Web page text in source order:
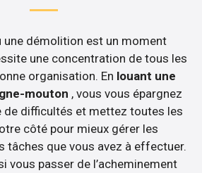
une démolition est un moment
une concentration de tous les
organisation. En louant une
mouton , vous vous épargnez
de difficultés et mettez toutes les
côté pour mieux gérer les
tâches que vous avez à effectuer.
vous passer de l’acheminement